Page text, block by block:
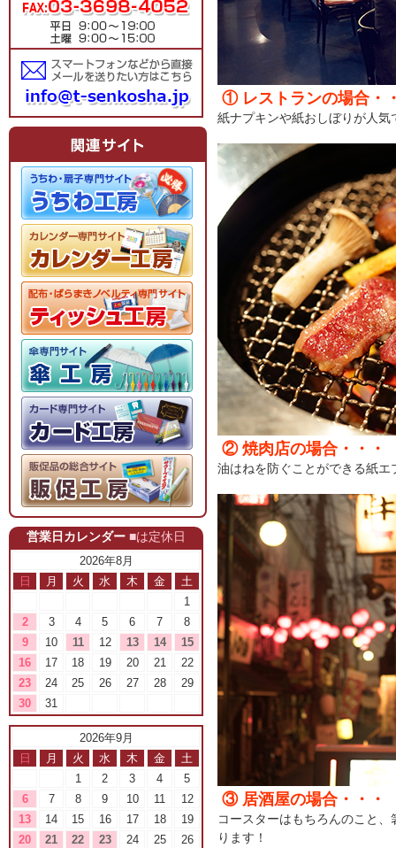
① レストランの場合・
紙ナプキンや紙おしぼりが人
② 焼肉店の場合・・・
油はねを防ぐことができる紙
③ 居酒屋の場合・・・
コースターはもちろんのこと
ります！
営業日カレンダー ■は定休日
2026年8月
日
月 火 水 木 金
土
1
2
3 4 5 6 7
8
9
10 11 12 13 14
15
16
17 18 19 20 21
22
23
24 25 26 27 28
29
30
31
2026年9月
日
月 火 水 木 金
土
1
2 3 4
5
6
7 8 9 10 11
12
13
14 15 16 17 18
19
20
21 22 23 24 25 26